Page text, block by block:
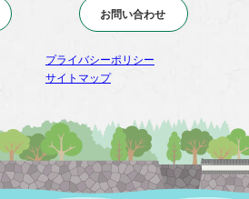
お問い合わせ
プライバシーポリシー
サイトマップ